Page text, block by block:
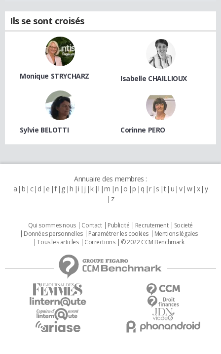
Ils se sont croisés
Monique STRYCHARZ Isabelle CHAILLIOUX
Sylvie BELOTTI Corinne PERO
Annuaire des membres :
a b c d e f g h i j k l m n o p q r s t u v w x y
z
Qui sommes nous Contact Publicité Recrutement
Societé
Données personnelles
Paramétrer les cookies
Mentions légales
Tous les articles
Corrections © 2022 CCM Benchmark